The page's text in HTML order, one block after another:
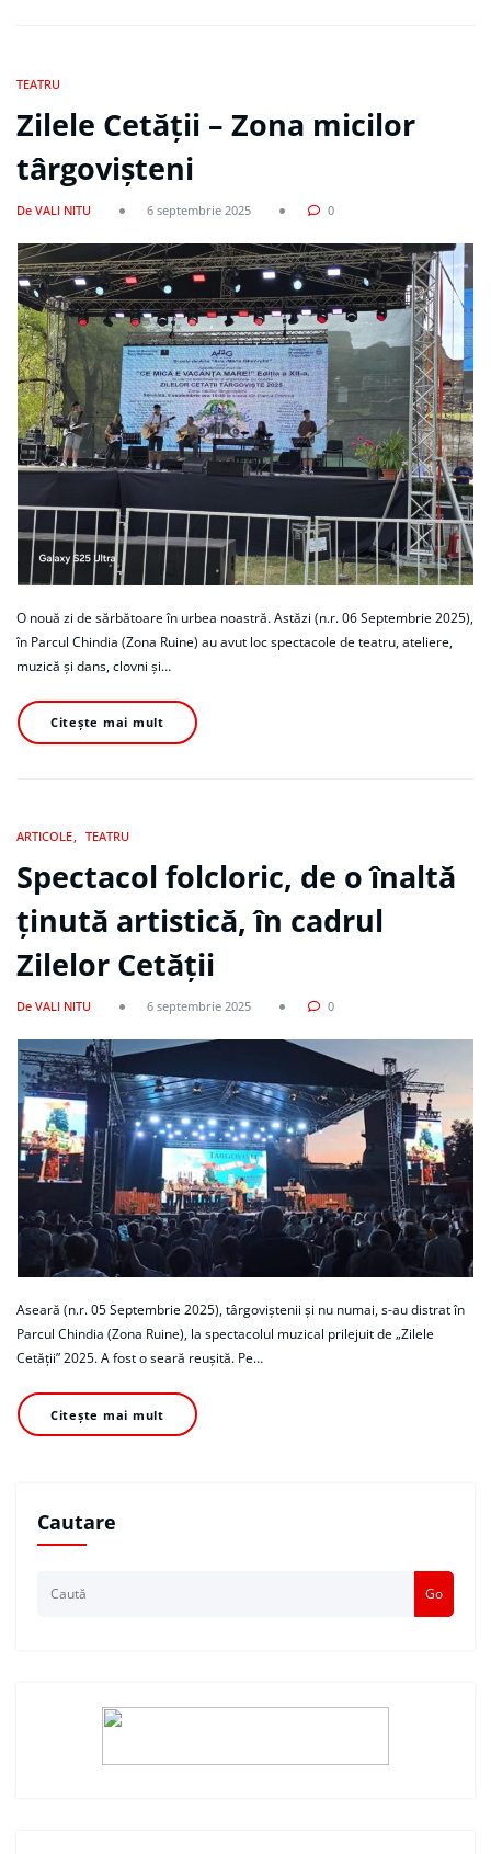
TEATRU
Zilele Cetății – Zona micilor
târgovișteni
De VALI NITU 6 septembrie 2025 0
O nouă zi de sărbătoare în urbea noastră. Astăzi (n.r. 06 Septembrie 2025),
în Parcul Chindia (Zona Ruine) au avut loc spectacole de teatru, ateliere,
muzică și dans, clovni și…
Citește mai mult
ARTICOLE TEATRU
Spectacol folcloric, de o înaltă
ținută artistică, în cadrul
Zilelor Cetății
De VALI NITU 6 septembrie 2025 0
Aseară (n.r. 05 Septembrie 2025), târgoviștenii și nu numai, s-au distrat în
Parcul Chindia (Zona Ruine), la spectacolul muzical prilejuit de „Zilele
Cetății” 2025. A fost o seară reușită. Pe…
Citește mai mult
Cautare
Go